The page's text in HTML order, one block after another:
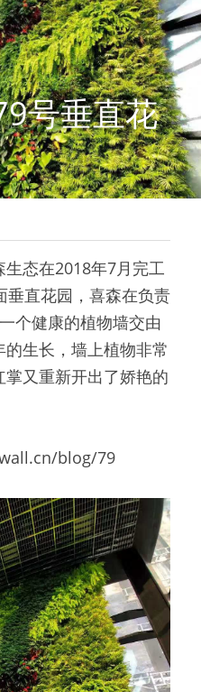
号垂直花
态在2018年7月完工
垂直花园，喜森在负责
个健康的植物墙交由
生长，墙上植物非常
又重新开出了娇艳的
blog/79